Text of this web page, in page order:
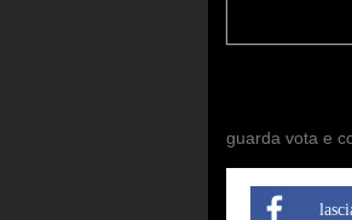
guarda vota e